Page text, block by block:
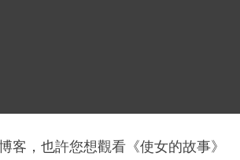
客，也許您想觀看《使女的故事》